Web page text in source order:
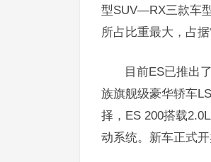
型SUV—RX三款车
所占比重最大，占
目前ES已推出
族旗舰级豪华轿车
择，ES 200搭载
动系统。新车正式